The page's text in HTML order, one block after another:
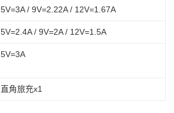
5V=3A / 9V=2.22A / 12V=1.67A
5V=2.4A / 9V=2A / 12V=1.5A
5V=3A
直角旅充x1